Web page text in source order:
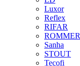
Luxor
Reflex
RIFAR
ROMMER
Sanha
STOUT
Tecofi